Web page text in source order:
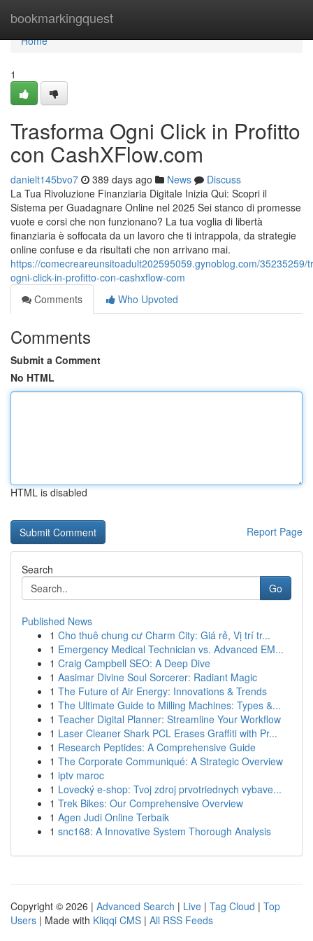
bookmarkingquest
Home
Home
1
Trasforma Ogni Click in Profitto
con CashXFlow.com
danielt145bvo7 389 days ago News
Discuss
La Tua Rivoluzione Finanziaria Digitale Inizia Qui: Scopri il
Sistema per Guadagnare Online nel 2025 Sei stanco di promesse
vuote e corsi che non funzionano? La tua voglia di libertà
finanziaria è soffocata da un lavoro che ti intrappola, da strategie
online confuse e da risultati che non arrivano mai.
https://comecreareunsitoadult202595059.gynoblog.com/35235259/
ogni-click-in-profitto-con-cashxflow-com
Comments
Who Upvoted
Comments
Submit a Comment
No HTML
HTML is disabled
Report Page
Search
Go
Published News
1 Cho thuê chung cư Charm City: Giá rẻ, Vị trí tr...
1 Emergency Medical Technician vs. Advanced EM...
1 Craig Campbell SEO: A Deep Dive
1 Aasimar Divine Soul Sorcerer: Radiant Magic
1 The Future of Air Energy: Innovations & Trends
1 The Ultimate Guide to Milling Machines: Types &...
1 Teacher Digital Planner: Streamline Your Workflow
1 Laser Cleaner Shark PCL Erases Graffiti with Pr...
1 Research Peptides: A Comprehensive Guide
1 The Corporate Communiqué: A Strategic Overview
1 iptv maroc
1 Lovecký e-shop: Tvoj zdroj prvotriednych vybave...
1 Trek Bikes: Our Comprehensive Overview
1 Agen Judi Online Terbaik
1 snc168: A Innovative System Thorough Analysis
Copyright © 2026 | Advanced Search | Live | Tag Cloud | Top
Users | Made with Kliqqi CMS | All RSS Feeds